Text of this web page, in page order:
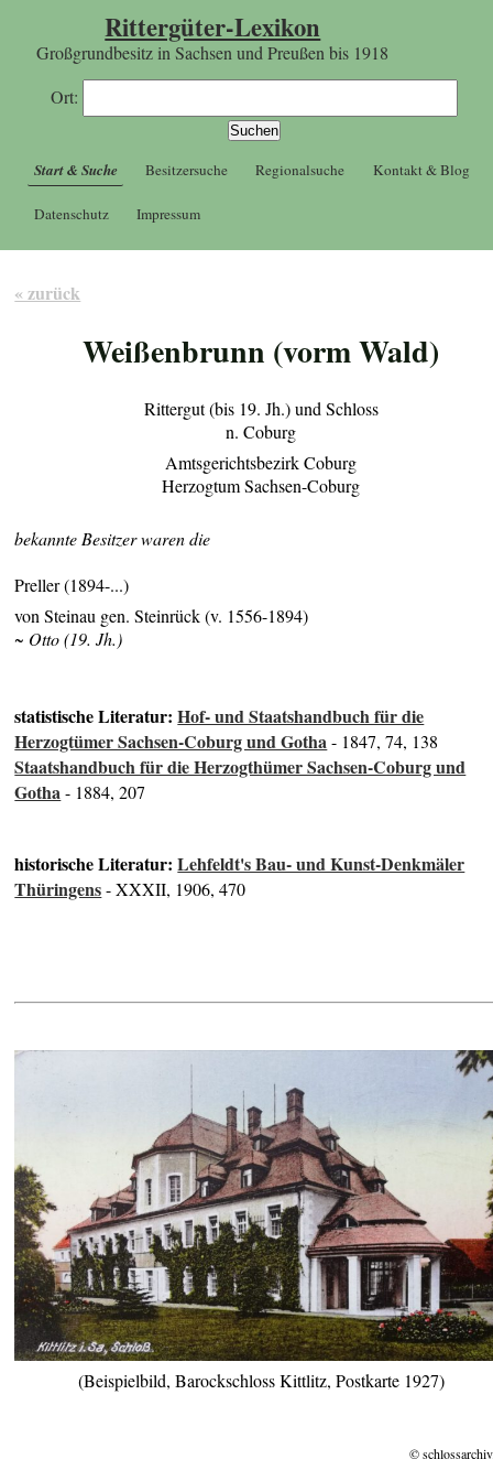
Rittergüter-Lexikon
Großgrundbesitz in Sachsen und Preußen bis 1918
Ort:
Start & Suche Besitzersuche Regionalsuche Kontakt & Blog
Datenschutz Impressum
« zurück
Weißenbrunn (vorm Wald)
Rittergut (bis 19. Jh.) und Schloss
n. Coburg
Amtsgerichtsbezirk Coburg
Herzogtum Sachsen-Coburg
bekannte Besitzer waren die
Preller (1894-...)
von Steinau gen. Steinrück (v. 1556-1894)
~ Otto (19. Jh.)
statistische Literatur:Hof- und Staatshandbuch für die
Herzogtümer Sachsen-Coburg und Gotha- 1847, 74, 138
Staatshandbuch für die Herzogthümer Sachsen-Coburg und
Gotha- 1884, 207
historische Literatur:Lehfeldt's Bau- und Kunst-Denkmäler
Thüringens- XXXII, 1906, 470
(Beispielbild, Barockschloss Kittlitz, Postkarte 1927)
©